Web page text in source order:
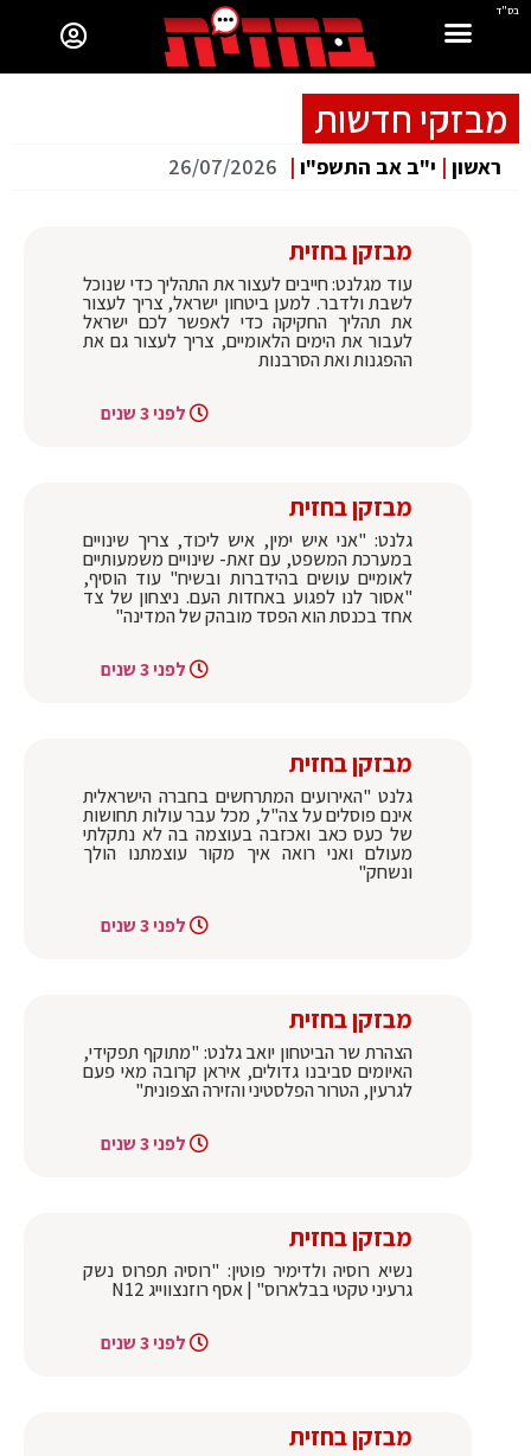
בס"ד
מבזקי חדשות
ראשון | י"ב אב התשפ"ו |
26/07/2026
מבזקן בחזית
עוד מגלנט: חייבים לעצור את התהליך כדי שנוכל
לשבת ולדבר. למען ביטחון ישראל, צריך לעצור
את תהליך החקיקה כדי לאפשר לכם ישראל
לעבור את הימים הלאומיים, צריך לעצור גם את
ההפגנות ואת הסרבנות
לפני 3 שנים
מבזקן בחזית
גלנט: "אני איש ימין, איש ליכוד, צריך שינויים
במערכת המשפט, עם זאת- שינויים משמעותיים
לאומיים עושים בהידברות ובשיח" עוד הוסיף,
"אסור לנו לפגוע באחדות העם. ניצחון של צד
אחד בכנסת הוא הפסד מובהק של המדינה"
לפני 3 שנים
מבזקן בחזית
גלנט "האירועים המתרחשים בחברה הישראלית
אינם פוסלים על צה"ל, מכל עבר עולות תחושות
של כעס כאב ואכזבה בעוצמה בה לא נתקלתי
מעולם ואני רואה איך מקור עוצמתנו הולך
ונשחק"
לפני 3 שנים
מבזקן בחזית
הצהרת שר הביטחון יואב גלנט: "מתוקף תפקידי,
האיומים סביבנו גדולים, איראן קרובה מאי פעם
לגרעין, הטרור הפלסטיני והזירה הצפונית"
לפני 3 שנים
מבזקן בחזית
נשיא רוסיה ולדימיר פוטין: "רוסיה תפרוס נשק
גרעיני טקטי בבלארוס" | אסף רוזנצווייג N12
לפני 3 שנים
מבזקן בחזית